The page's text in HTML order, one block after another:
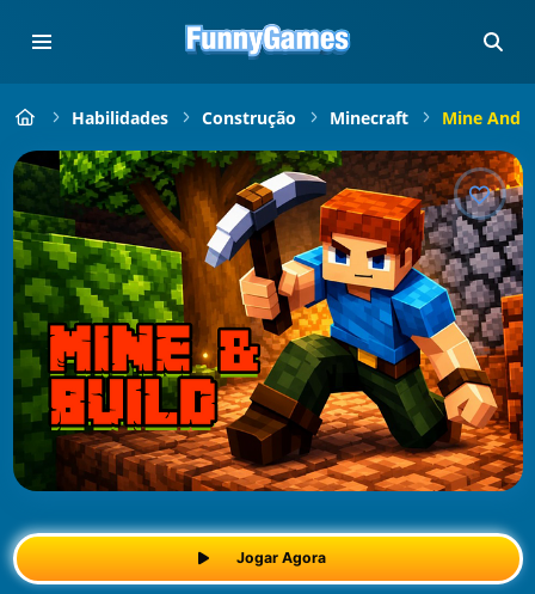
Habilidades Construção Minecraft Mine And
Jogar Agora